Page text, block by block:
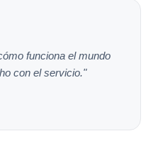
funciona el mundo
con el servicio."